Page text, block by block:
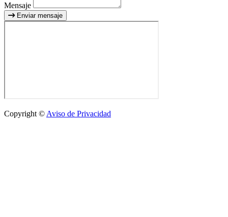
Mensaje
Enviar mensaje
Copyright © Aviso de Privacidad